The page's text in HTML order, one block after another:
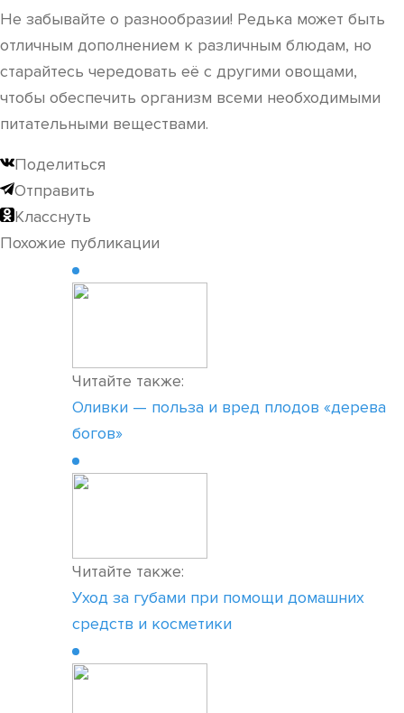
Не забывайте о разнообразии! Редька может быть
отличным дополнением к различным блюдам, но
старайтесь чередовать её с другими овощами,
чтобы обеспечить организм всеми необходимыми
питательными веществами.
Поделиться
Отправить
Класснуть
Похожие публикации
Читайте также:
Оливки — польза и вред плодов «дерева
богов»
Читайте также:
Уход за губами при помощи домашних
средств и косметики